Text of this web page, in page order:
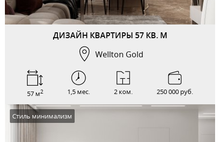
ДИЗАЙН КВАРТИРЫ 57 КВ. М
Wellton Gold
57 м2 1,5 мес. 2 ком. 250 000 руб.
Стиль минимализм